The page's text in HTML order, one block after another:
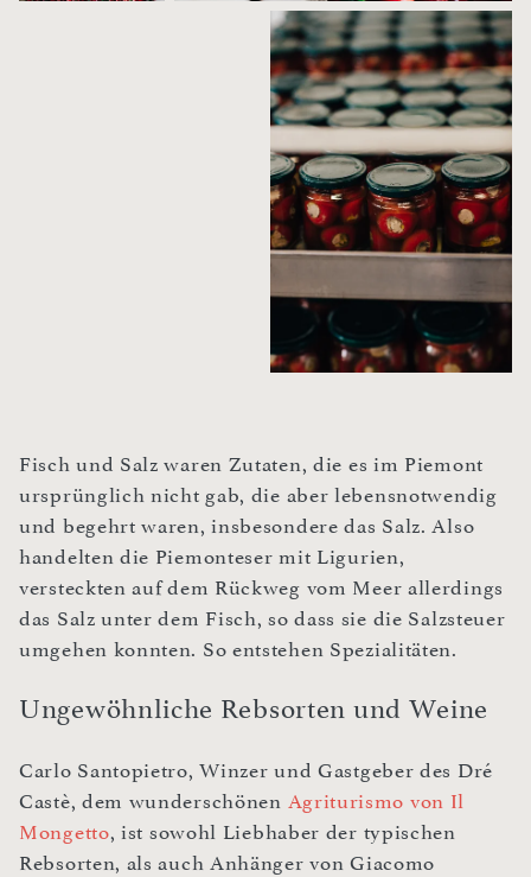
Fisch und Salz waren Zutaten, die es im Piemont
ursprünglich nicht gab, die aber lebensnotwendig
und begehrt waren, insbesondere das Salz. Also
handelten die Piemonteser mit Ligurien,
versteckten auf dem Rückweg vom Meer allerdings
das Salz unter dem Fisch, so dass sie die Salzsteuer
umgehen konnten. So entstehen Spezialitäten.
Ungewöhnliche Rebsorten und Weine
Carlo Santopietro, Winzer und Gastgeber des Dré
Castè, dem wunderschönen Agriturismo von Il
Mongetto, ist sowohl Liebhaber der typischen
Rebsorten, als auch Anhänger von Giacomo